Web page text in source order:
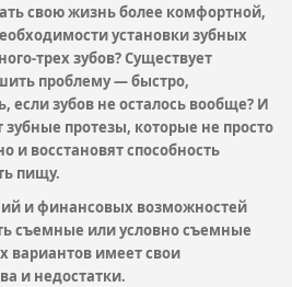
свою жизнь более комфортной,
установки зубных
трех зубов? Существует
проблему — быстро,
если зубов не осталось вообще? И
протезы, которые не просто
и восстановят способность
пищу.
и финансовых возможностей
съемные или условно съемные
вариантов имеет свои
и недостатки.